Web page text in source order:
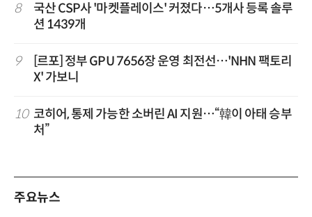
8
국산 CSP사 '마켓플레이스' 커졌다…5개사 등록 솔루
션 1439개
9
[르포] 정부 GPU 7656장 운영 최전선…'NHN 팩토리
X' 가보니
10 코히어, 통제 가능한 소버린 AI 지원…“韓이 아태 승부
처”
주요뉴스